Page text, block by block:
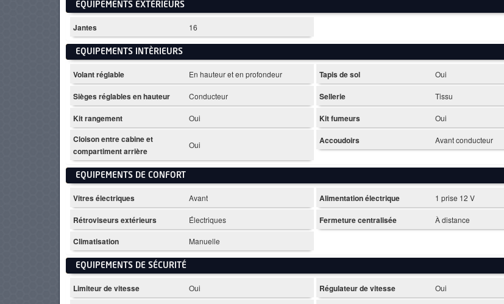
EQUIPEMENTS EXTÈRIEURS
Jantes 16
EQUIPEMENTS INTÈRIEURS
Volant réglable En hauteur et en profondeur Tapis de sol Oui
Sièges réglables en hauteur Conducteur Sellerie Tissu
Kit rangement Oui Kit fumeurs Oui
Cloison entre cabine et
compartiment arrière
Oui Accoudoirs Avant conducteur
EQUIPEMENTS DE CONFORT
Vitres électriques Avant Alimentation électrique 1 prise 12 V
Rétroviseurs extérieurs Électriques Fermeture centralisée À distance
Climatisation Manuelle
EQUIPEMENTS DE SÉCURITÉ
Limiteur de vitesse Oui Régulateur de vitesse Oui